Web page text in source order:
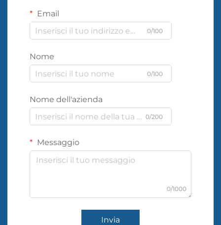
Email
0/100
Nome
0/100
Nome dell'azienda
0/200
Messaggio
0/1000
Invia